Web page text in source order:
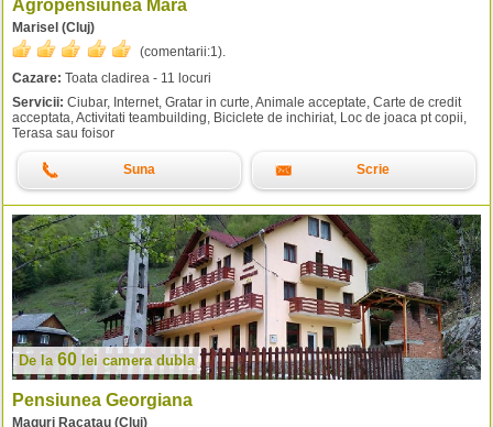
Agropensiunea Mara
Marisel (Cluj)
(comentarii:1).
Cazare: Toata cladirea - 11 locuri
Servicii: Ciubar, Internet, Gratar in curte, Animale acceptate, Carte de credit
acceptata, Activitati teambuilding, Biciclete de inchiriat, Loc de joaca pt copii,
Terasa sau foisor
Suna Scrie
De la 60 lei camera dubla
Pensiunea Georgiana
Maguri Racatau (Cluj)